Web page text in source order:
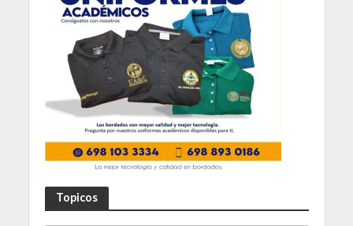
Topicos